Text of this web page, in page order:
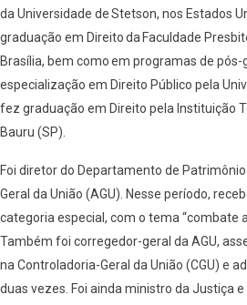
da Universidade de Stetson, nos Estados
graduação em Direito da Faculdade
Brasília, bem como em programas de pós-
especialização em Direito Público pela
fez graduação em Direito pela Instituição
Bauru (SP).
Foi diretor do Departamento de
Geral da União (AGU). Nesse período,
categoria especial, com o tema “combate
Também foi corregedor-geral da AGU,
na Controladoria-Geral da União (CGU) e
duas vezes. Foi ainda ministro da Justiça